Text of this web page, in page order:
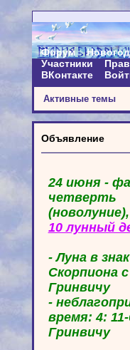
Форум
Участники
ВКонтакте
Активные темы
Объявление
24 июня -
четверть
(новолуние),
10 лунный
- Луна в знак
Скорпиона
Гринвичу
-
время: 4:
Гринвичу